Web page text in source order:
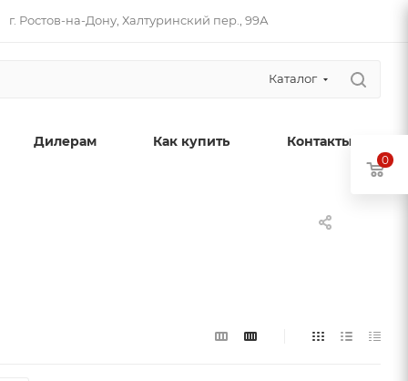
г. Ростов-на-Дону, Халтуринский пер., 99А
Каталог
Дилерам Как купить Контакты
0